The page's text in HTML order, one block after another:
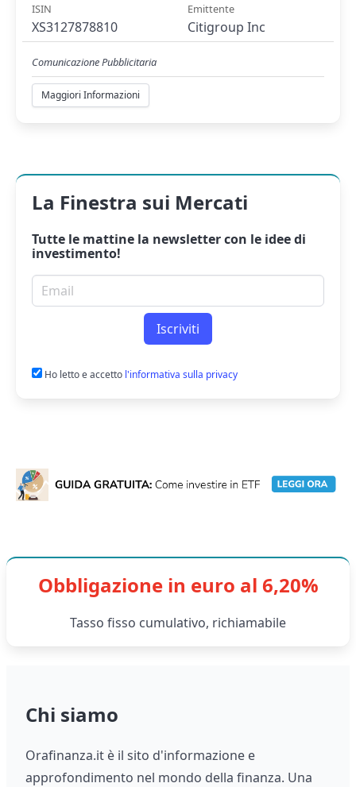
ISIN
XS3127878810
Emittente
Citigroup Inc
Comunicazione Pubblicitaria
Maggiori Informazioni
La Finestra sui Mercati
Tutte le mattine la newslettercon le idee di
investimento!
Email per newsletter
Iscriviti
Ho letto e accetto l'informativa sulla privacy
Obbligazione in euro al 6,20%
Tasso fisso cumulativo, richiamabile
Chi siamo
Orafinanza.it è il sito d'informazione e
approfondimento nel mondo della finanza. Una